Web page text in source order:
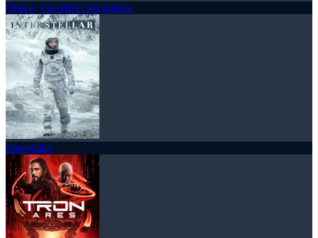
Chérie, j'ai rétréci les gosses
Interstellar